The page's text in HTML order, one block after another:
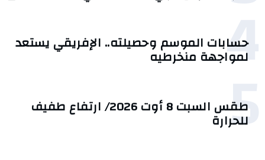
4
حسابات الموسم وحصيلته.. الإفريقي يستعد
لمواجهة منخرطيه
5 طقس السبت 8 أوت 2026/ ارتفاع طفيف
للحرارة